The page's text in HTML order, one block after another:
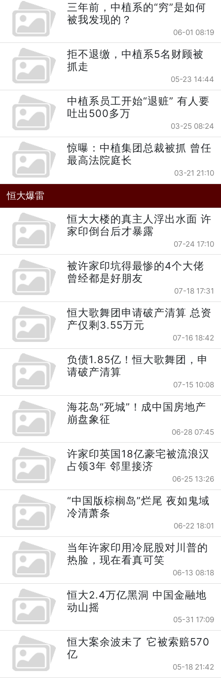
三年前，中植系的“穷”是如何
被我发现的？
06-01 08:19
拒不退缴，中植系5名财顾被
抓走
05-23 14:44
中植系员工开始“退赃” 有人要
吐出500多万
03-25 08:24
惊曝：中植集团总裁被抓 曾任
最高法院庭长
03-21 21:10
恒大爆雷
恒大大楼的真主人浮出水面 许
家印倒台后才暴露
07-24 17:10
被许家印坑得最惨的4个大佬
曾经都是好朋友
07-18 17:31
恒大歌舞团申请破产清算 总资
产仅剩3.55万元
07-16 18:42
负债1.85亿！恒大歌舞团，申
请破产清算
07-15 10:08
海花岛“死城”！成中国房地产
崩盘象征
06-28 07:45
许家印英国18亿豪宅被流浪汉
占领3年 邻里接济
06-25 13:26
“中国版棕榈岛”烂尾 夜如鬼域
冷清萧条
06-22 18:01
当年许家印用冷屁股对川普的
热脸，现在看真可笑
06-13 08:18
恒大2.4万亿黑洞 中国金融地
动山摇
05-31 17:09
恒大案余波未了 它被索赔570
亿
05-18 21:42